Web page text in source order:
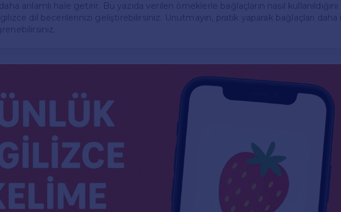
anlamlı hale getirir. Bu yazıda verilen örneklerle bağlaçların nasıl kullanıldığını
dil becerilerinizi geliştirebilirsiniz. Unutmayın, pratik yaparak bağlaçları daha